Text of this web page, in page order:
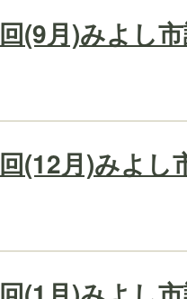
(9月)みよし
(12月)みよし